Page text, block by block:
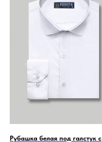
Рубашка белая под галстук с